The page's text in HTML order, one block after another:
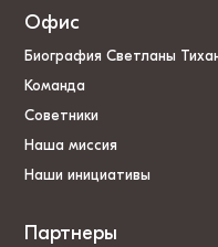
Офис
Биография Светланы
Команда
Советники
Наша миссия
Наши инициативы
Партнеры